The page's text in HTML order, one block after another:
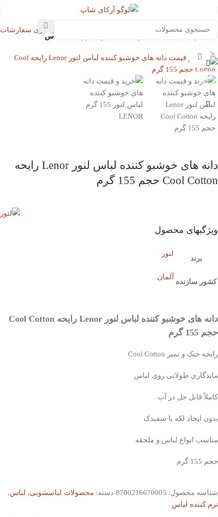
پیگیری سفارشات
بهداشت خانه نرم کننده لباس
بزرگنمایی تصویر
دانه های خوشبو کننده لباس لنور Lenor رایحه
Cool Cotton حجم 155 گرم
ویژگیهای محصول
برند
لنور
کشور سازنده
آلمان
دانه های خوشبو کننده لباس لنور Lenor رایحه Cool Cotton
حجم 155 گرم
رایحه خنک و تمیز Cool Cotton
ماندگاری طولانی روی لباس
کاملاً قابل حل در آب
بدون ایجاد لکه یا سفیدک
مناسب انواع لباس و ملحفه
حجم 155 گرم
شناسه محصول: 8700216670005 دسته: محصولات لباسشویی, لباس,
نرم کننده لباس